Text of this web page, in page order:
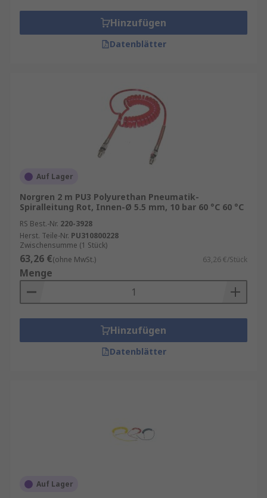
Hinzufügen
Datenblätter
Auf Lager
Norgren 2 m PU3 Polyurethan Pneumatik-
Spiralleitung Rot, Innen-Ø 5.5 mm, 10 bar 60 °C 60 °C
RS Best.-Nr. 220-3928
Herst. Teile-Nr. PU310800228
Zwischensumme (1 Stück)
63,26 €(ohne MwSt.) 63,26 €/Stück
Menge
Hinzufügen
Datenblätter
Auf Lager